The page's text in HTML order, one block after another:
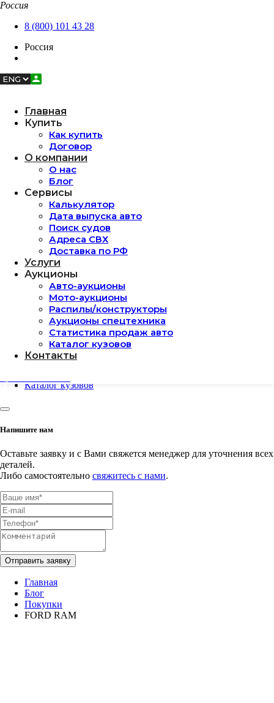
Главная
О компании
Аукционы
Back
Купить
Как купить
Договор
Back
О компании
О нас
Блог
Back
Сервисы
Калькулятор
Дата выпуска авто
Поиск судов
Адреса СВХ
Доставка по РФ
Back
Аукционы
Авто-аукционы
Мото-аукционы
Распилы/конструкторы
Аукционы спецтехника
Каталог кузовов
Россия
8 (800) 101 43 28
Россия
Главная
Купить
Как купить
Договор
О компании
О нас
Блог
Сервисы
Калькулятор
Дата выпуска авто
Поиск судов
Адреса СВХ
Доставка по РФ
Услуги
Аукционы
Авто-аукционы
Мото-аукционы
Распилы/конструкторы
Аукционы спецтехника
Статистика продаж авто
Каталог кузовов
Контакты
Напишите нам
Оставьте заявку и с Вами свяжется менеджер для уточнения всех
деталей.
Либо самостоятельно свяжитесь с нами.
Отправить заявку
Главная
Блог
Покупки
FORD RAM